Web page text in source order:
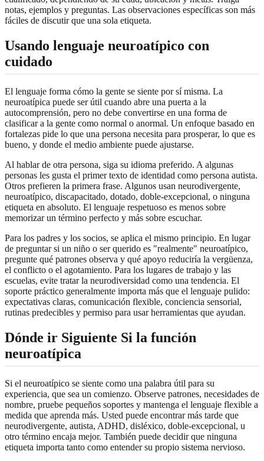
notas, ejemplos y preguntas. Las observaciones específicas son más
fáciles de discutir que una sola etiqueta.
Usando lenguaje neuroatípico con
cuidado
El lenguaje forma cómo la gente se siente por sí misma. La
neuroatípica puede ser útil cuando abre una puerta a la
autocomprensión, pero no debe convertirse en una forma de
clasificar a la gente como normal o anormal. Un enfoque basado en
fortalezas pide lo que una persona necesita para prosperar, lo que es
bueno, y donde el medio ambiente puede ajustarse.
Al hablar de otra persona, siga su idioma preferido. A algunas
personas les gusta el primer texto de identidad como persona autista.
Otros prefieren la primera frase. Algunos usan neurodivergente,
neuroatípico, discapacitado, dotado, doble-excepcional, o ninguna
etiqueta en absoluto. El lenguaje respetuoso es menos sobre
memorizar un término perfecto y más sobre escuchar.
Para los padres y los socios, se aplica el mismo principio. En lugar
de preguntar si un niño o ser querido es "realmente" neuroatípico,
pregunte qué patrones observa y qué apoyo reduciría la vergüenza,
el conflicto o el agotamiento. Para los lugares de trabajo y las
escuelas, evite tratar la neurodiversidad como una tendencia. El
soporte práctico generalmente importa más que el lenguaje pulido:
expectativas claras, comunicación flexible, conciencia sensorial,
rutinas predecibles y permiso para usar herramientas que ayudan.
Dónde ir Siguiente Si la función
neuroatípica
Si el neuroatípico se siente como una palabra útil para su
experiencia, que sea un comienzo. Observe patrones, necesidades de
nombre, pruebe pequeños soportes y mantenga el lenguaje flexible a
medida que aprenda más. Usted puede encontrar más tarde que
neurodivergente, autista, ADHD, disléxico, doble-excepcional, u
otro término encaja mejor. También puede decidir que ninguna
etiqueta importa tanto como entender su propio sistema nervioso.